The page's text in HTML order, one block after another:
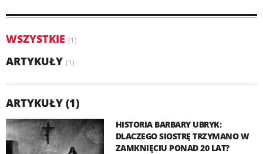
WSZYSTKIE (1)
ARTYKUŁY (1)
ARTYKUŁY (1)
HISTORIA BARBARY UBRYK:
DLACZEGO SIOSTRĘ TRZYMANO W
ZAMKNIĘCIU PONAD 20 LAT?